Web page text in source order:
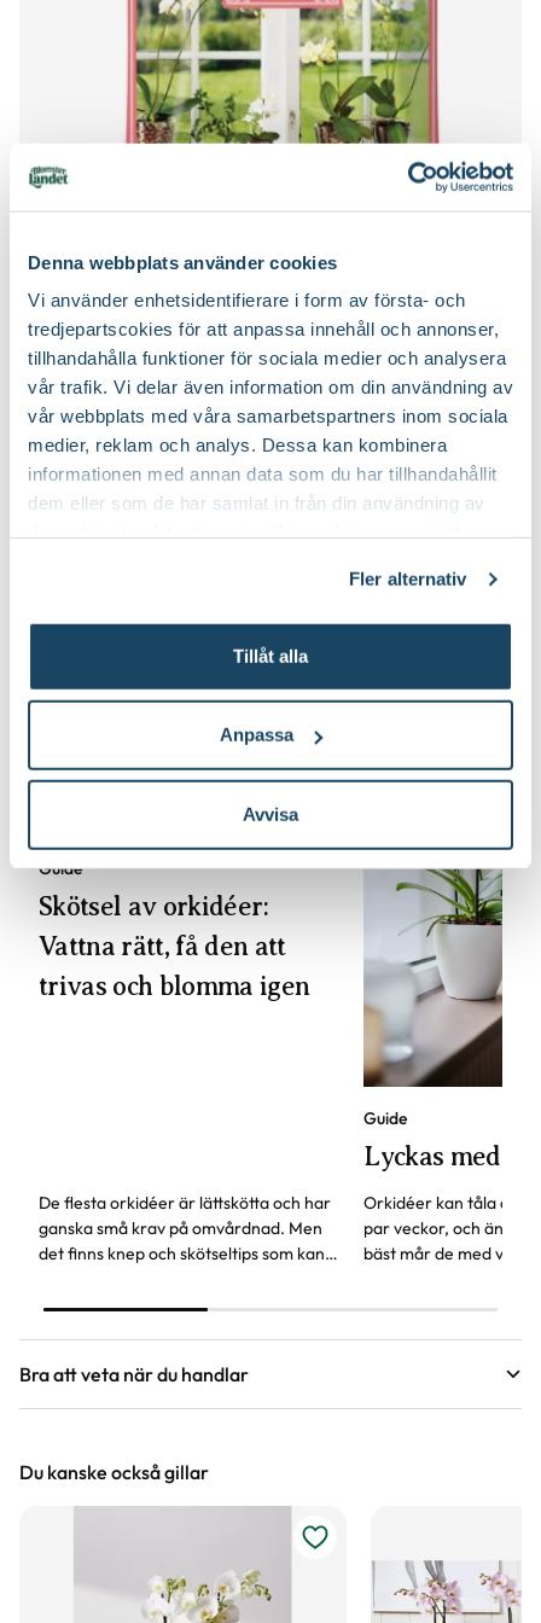
Denna webbplats använder cookies
Vi använder enhetsidentifierare i form av första- och
tredjepartscokies för att anpassa innehåll och annonser,
tillhandahålla funktioner för sociala medier och analysera
vår trafik. Vi delar även information om din användning av
vår webbplats med våra samarbetspartners inom sociala
medier, reklam och analys. Dessa kan kombinera
informationen med annan data som du har tillhandahållit
dem eller som de har samlat in från din användning av
Fler alternativ
Tillåt alla
Anpassa
Avvisa
MPS Vad betyder märkningen?
Från tropiska Himalaya till Malaysia, Filippinerna,
Indonesien, Nya Guinea och Australien
Art nr
Orkidéjord
Rölunda
5990
Välj butik
Online
I lager
till Orkidéjord produktsida
Guide
Skötsel av orkidéer:
Vattna rätt, få den att
trivas och blomma igen
De flesta orkidéer är lättskötta och har
ganska små krav på omvårdnad. Men
det finns knep och skötseltips som kan
längre. Bli ett orkidé-proffs!
Guide
Lyckas med
Orkidéer kan tåla att
par veckor, och ändå
bäst mår de med våra
Bra att veta när du handlar
Vi försöker alltid ange växternas ungefärliga
mått, men då växter är levande och alla växter
är unika så kan måtten och din växts utseende
variera något från informationen och fotona på
Du kanske också gillar